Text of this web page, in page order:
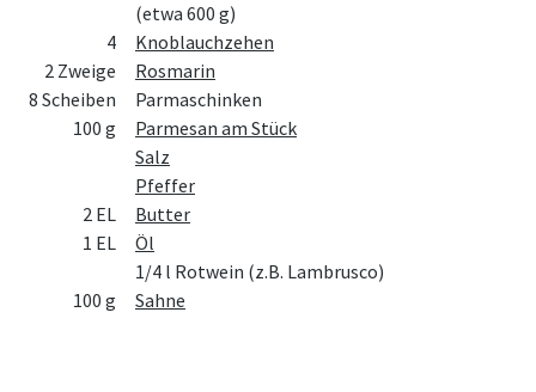
(etwa 600 g)
4
Knoblauchzehen
2 Zweige
Rosmarin
8 Scheiben
Parmaschinken
100 g
Parmesan am Stück
Salz
Pfeffer
2 EL
Butter
1 EL
Öl
1/4 l Rotwein (z.B. Lambrusco)
100 g
Sahne